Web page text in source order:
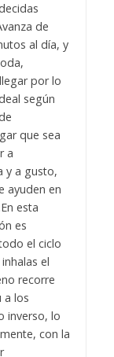
de
al día, y
por lo
según
que sea
a
y a gusto,
ayuden en
En esta
es
el ciclo
el
recorre
a los
inverso, lo
con la